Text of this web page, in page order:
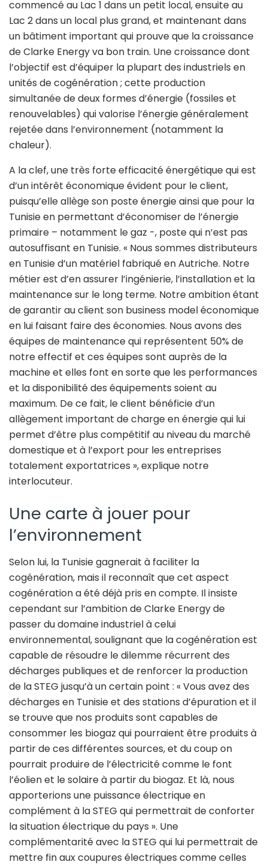
commencé au Lac 1 dans un petit local, ensuite au
Lac 2 dans un local plus grand, et maintenant dans
un bâtiment important qui prouve que la croissance
de Clarke Energy va bon train. Une croissance dont
l’objectif est d’équiper la plupart des industriels en
unités de cogénération ; cette production
simultanée de deux formes d’énergie (fossiles et
renouvelables) qui valorise l’énergie généralement
rejetée dans l’environnement (notamment la
chaleur).
A la clef, une très forte efficacité énergétique qui est
d’un intérêt économique évident pour le client,
puisqu’elle allège son poste énergie ainsi que pour la
Tunisie en permettant d’économiser de l’énergie
primaire – notamment le gaz -, poste qui n’est pas
autosuffisant en Tunisie. « Nous sommes distributeurs
en Tunisie d’un matériel fabriqué en Autriche. Notre
métier est d’en assurer l’ingénierie, l’installation et la
maintenance sur le long terme. Notre ambition étant
de garantir au client son business model économique
en lui faisant faire des économies. Nous avons des
équipes de maintenance qui représentent 50% de
notre effectif et ces équipes sont auprès de la
machine et elles font en sorte que les performances
et la disponibilité des équipements soient au
maximum. De ce fait, le client bénéficie d’un
allègement important de charge en énergie qui lui
permet d’être plus compétitif au niveau du marché
domestique et à l’export pour les entreprises
totalement exportatrices », explique notre
interlocuteur.
Une carte à jouer pour
l’environnement
Selon lui, la Tunisie gagnerait à faciliter la
cogénération, mais il reconnaît que cet aspect
cogénération a été déjà pris en compte. Il insiste
cependant sur l’ambition de Clarke Energy de
passer du domaine industriel à celui
environnemental, soulignant que la cogénération est
capable de résoudre le dilemme récurrent des
décharges publiques et de renforcer la production
de la STEG jusqu’à un certain point : « Vous avez des
décharges en Tunisie et des stations d’épuration et il
se trouve que nos produits sont capables de
consommer les biogaz qui pourraient être produits à
partir de ces différentes sources, et du coup on
pourrait produire de l’électricité comme le font
l’éolien et le solaire à partir du biogaz. Et là, nous
apporterions une puissance électrique en
complément à la STEG qui permettrait de conforter
la situation électrique du pays ». Une
complémentarité avec la STEG qui lui permettrait de
mettre fin aux coupures électriques comme celles